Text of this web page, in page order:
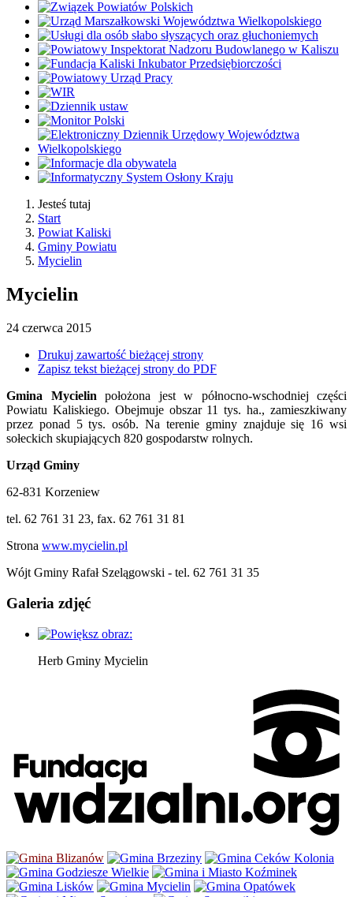
Jesteś tutaj
Start
Powiat Kaliski
Gminy Powiatu
Mycielin
Mycielin
24 czerwca 2015
Drukuj zawartość bieżącej strony
Zapisz tekst bieżącej strony do PDF
Gmina Mycielin położona jest w północno-wschodniej części
Powiatu Kaliskiego. Obejmuje obszar 11 tys. ha., zamieszkiwany
przez ponad 5 tys. osób. Na terenie gminy znajduje się 16 wsi
sołeckich skupiających 820 gospodarstw rolnych.
Urząd Gminy
62-831 Korzeniew
tel. 62 761 31 23, fax. 62 761 31 81
Strona www.mycielin.pl
Wójt Gminy Rafał Szelągowski - tel. 62 761 31 35
Galeria zdjęć
Herb Gminy Mycielin